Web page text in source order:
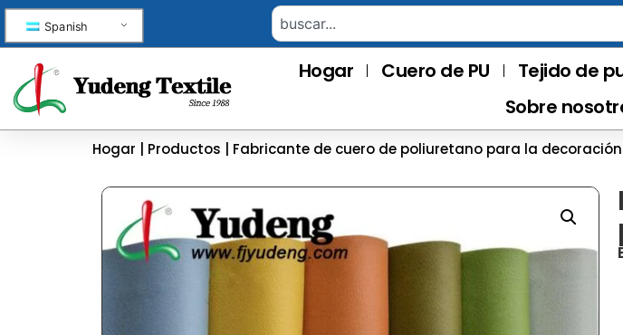
Spanish
Hogar Cuero de PU Tejido de
Sobre
Hogar Productos Fabricante de cuero de poliuretano para la